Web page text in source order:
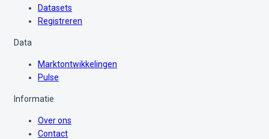
Datasets
Registreren
Data
Marktontwikkelingen
Pulse
Informatie
Over ons
Contact